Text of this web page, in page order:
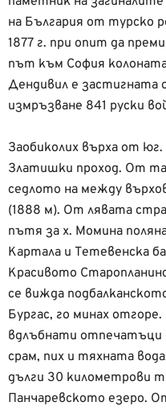
на България от турско
1877 г. при опит да
път към София
Дендивил е застигната
измръзване 841 руски
Заобиколих върха от
Златишки проход. От
седлото на между
(1888 м). От лявата
пътя за х. Момина
Картала и Тетевенска
Красивото
се вижда
Бургас, го минах
вдлъбнати отпечатъци
срам, пих и тяхната
дълги 30 километрови
Панчаревското езеро.